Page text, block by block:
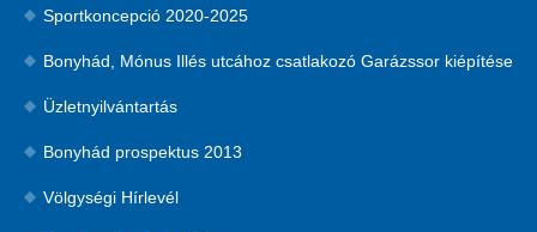
Sportkoncepció 2020-2025
Bonyhád, Mónus Illés utcához csatlakozó Garázssor kiépítése
Üzletnyilvántartás
Bonyhád prospektus 2013
Völgységi Hírlevél